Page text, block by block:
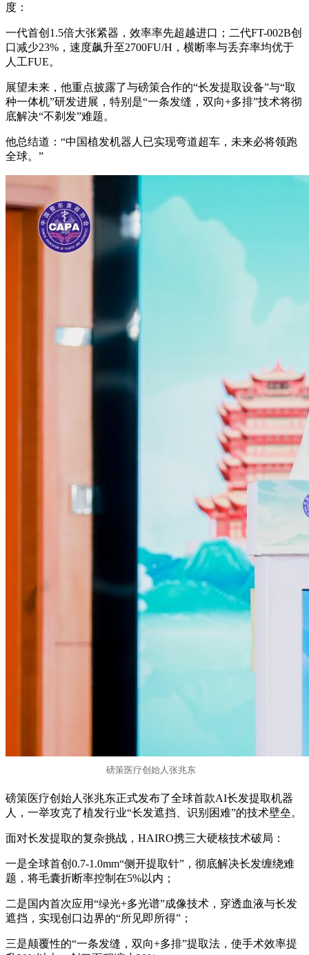
度：
一代首创1.5倍大张紧器，效率率先超越进口；二代FT-002B创
口减少23%，速度飙升至2700FU/H，横断率与丢弃率均优于
人工FUE。
展望未来，他重点披露了与磅策合作的“长发提取设备”与“取
种一体机”研发进展，特别是“一条发缝，双向+多排”技术将彻
底解决“不剃发”难题。
他总结道：“中国植发机器人已实现弯道超车，未来必将领跑
全球。”
磅策医疗创始人张兆东
磅策医疗创始人张兆东正式发布了全球首款AI长发提取机器
人，一举攻克了植发行业“长发遮挡、识别困难”的技术壁垒。
面对长发提取的复杂挑战，HAIRO携三大硬核技术破局：
一是全球首创0.7-1.0mm“侧开提取针”，彻底解决长发缠绕难
题，将毛囊折断率控制在5%以内；
二是国内首次应用“绿光+多光谱”成像技术，穿透血液与长发
遮挡，实现创口边界的“所见即所得”；
三是颠覆性的“一条发缝，双向+多排”提取法，使手术效率提